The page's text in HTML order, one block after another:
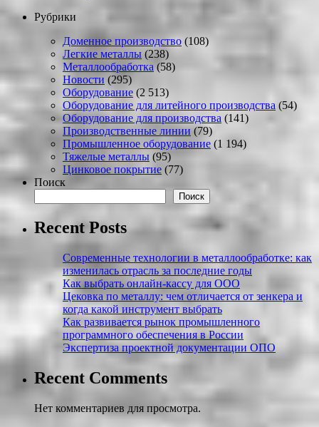
Рубрики
Доменное производство (108)
Легкие металлы (238)
Металлообработка (58)
Новости (295)
Оборудование (2 513)
Оборудование для литейного производства (54)
Оборудование для производства (141)
Производственные линии (79)
Промышленное оборудование (1 194)
Тяжелые металлы (95)
Цинковое покрытие (77)
Поиск
Поиск
Recent Posts
Современные технологии в металлообработке: как
изменилась отрасль за последние годы
Как выбрать онлайн-кассу для ООО
Цековка по металлу: чем отличается от зенкера и
когда какой инструмент выбрать
Как развивается рынок промышленного
программного обеспечения в России
Экспертиза проектной документации ОПО
Recent Comments
Нет комментариев для просмотра.